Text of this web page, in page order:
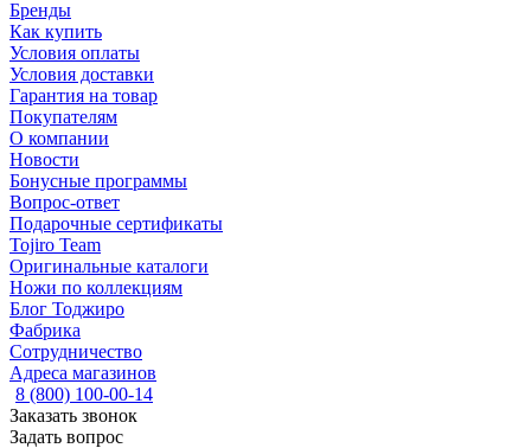
Бренды
Как купить
Условия оплаты
Условия доставки
Гарантия на товар
Покупателям
О компании
Новости
Бонусные программы
Вопрос-ответ
Подарочные сертификаты
Tojiro Team
Оригинальные каталоги
Ножи по коллекциям
Блог Тоджиро
Фабрика
Сотрудничество
Адреса магазинов
8 (800) 100-00-14
Заказать звонок
Задать вопрос